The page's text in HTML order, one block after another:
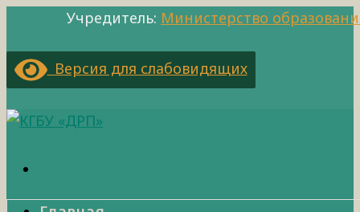
Учредитель: Министерство
Версия для слабовидящих